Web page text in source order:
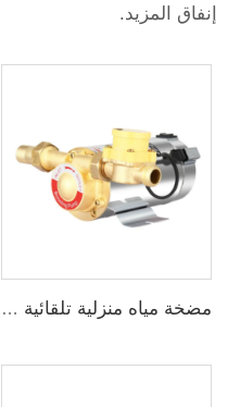
إنفاق المزيد.
مضخة مياه منزلية تلقائية ضاغطة بضغط 160psi